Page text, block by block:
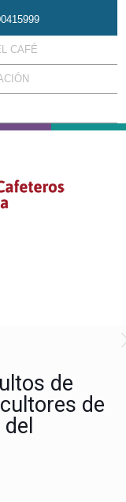
CAFÉ
de
de